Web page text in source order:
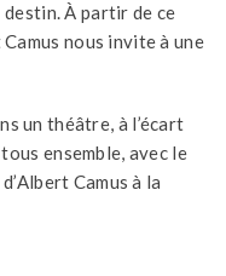
destin. À partir de ce
nous invite à une
un théâtre, à l’écart
ensemble, avec le
Camus à la